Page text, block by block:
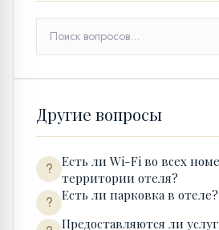
Другие вопросы
Есть ли Wi-Fi во всех
территории отеля?
Есть ли парковка в отеле?
Предоставляются ли